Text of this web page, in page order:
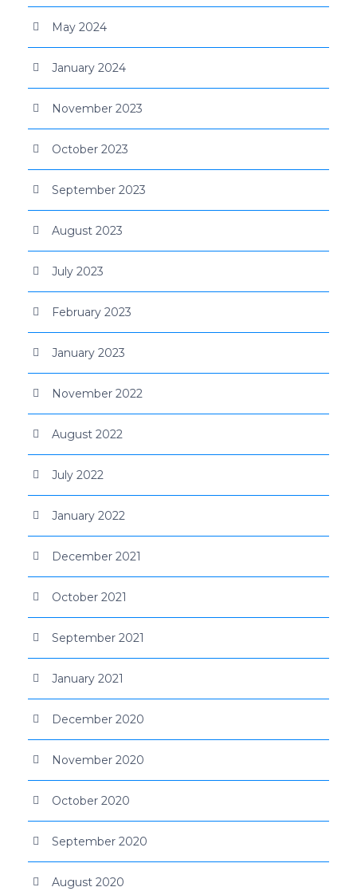
May 2024
January 2024
November 2023
October 2023
September 2023
August 2023
July 2023
February 2023
January 2023
November 2022
August 2022
July 2022
January 2022
December 2021
October 2021
September 2021
January 2021
December 2020
November 2020
October 2020
September 2020
August 2020